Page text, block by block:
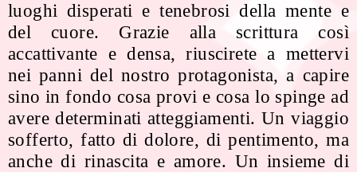
luoghi disperati e tenebrosi della mente e
del cuore. Grazie alla scrittura così
accattivante e densa, riuscirete a mettervi
nei panni del nostro protagonista, a capire
sino in fondo cosa provi e cosa lo spinge ad
avere determinati atteggiamenti. Un viaggio
sofferto, fatto di dolore, di pentimento, ma
anche di rinascita e amore. Un insieme di